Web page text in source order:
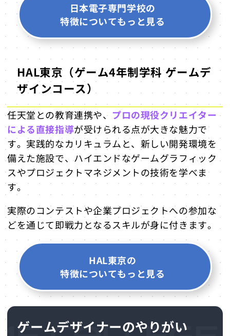
日本電子専門学校の
特徴についてもっと見る
HAL東京（ゲーム4年制学科 ゲームデ
ザインコース）
任天堂との教育連携や、 プロの現役クリエイター
による直接指導が受けられる点が大きな魅力で
す。実践的なカリキュラムと、新しい開発環境を
備えた施設で、ハイエンドなゲームグラフィック
スやプロジェクトマネジメントの技術を学べま
す。
実際のコンテストや企業プロジェクトへの参加な
どを通じて即戦力となるスキルが身に付きます。
HAL東京の
特徴についてもっと見る
ゲームデザイナーのやりがい